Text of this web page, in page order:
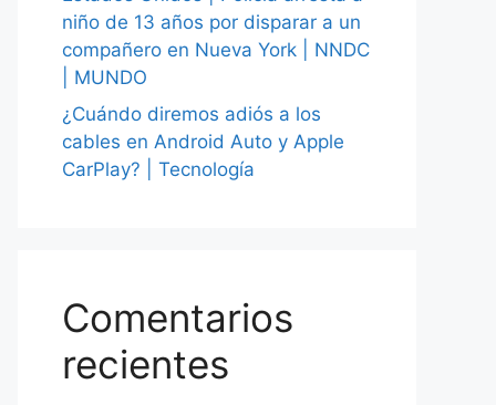
niño de 13 años por disparar a un
compañero en Nueva York | NNDC
| MUNDO
¿Cuándo diremos adiós a los
cables en Android Auto y Apple
CarPlay? | Tecnología
Comentarios
recientes